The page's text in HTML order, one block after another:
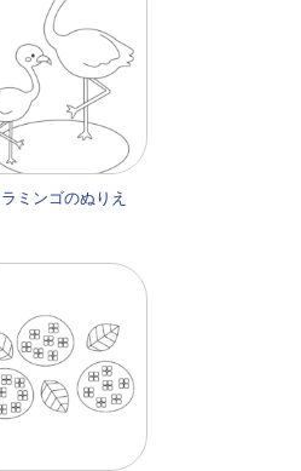
ミンゴのぬりえ